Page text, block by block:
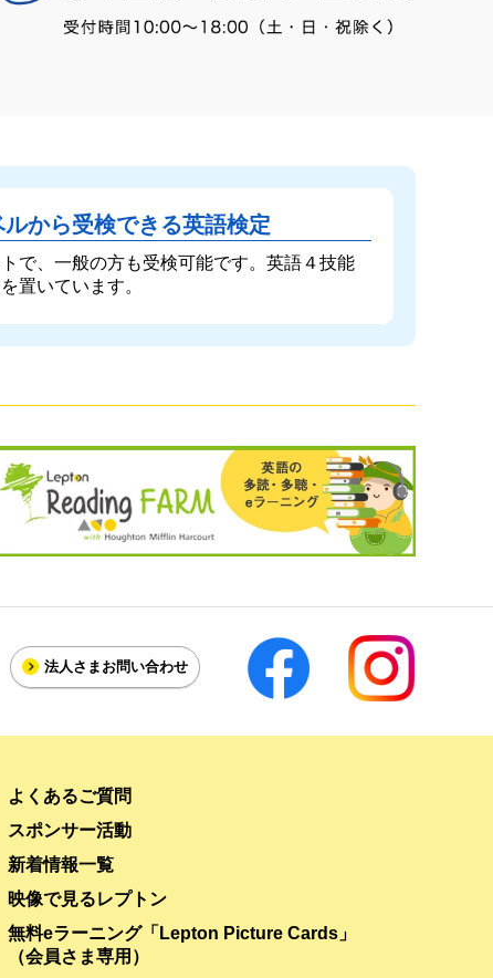
ルから受検できる英語検定
で、一般の方も受検可能です。英語４技能
置いています。
法人さま お問い合わせ
よくあるご質問
スポンサー活動
新着情報一覧
映像で見るレプトン
無料eラーニング「Lepton Picture Cards」
（会員さま専用）